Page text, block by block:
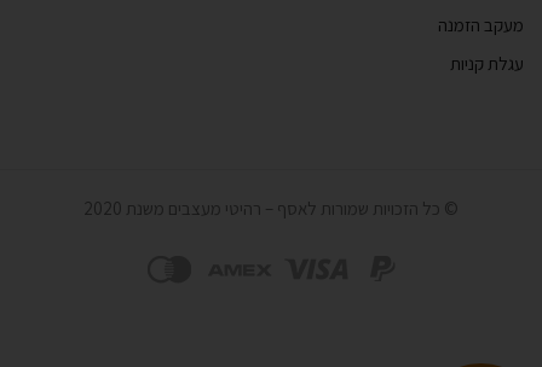
מעקב הזמנה
עגלת קניות
© כל הזכויות שמורות לאסף – רהיטי מעצבים משנת 2020